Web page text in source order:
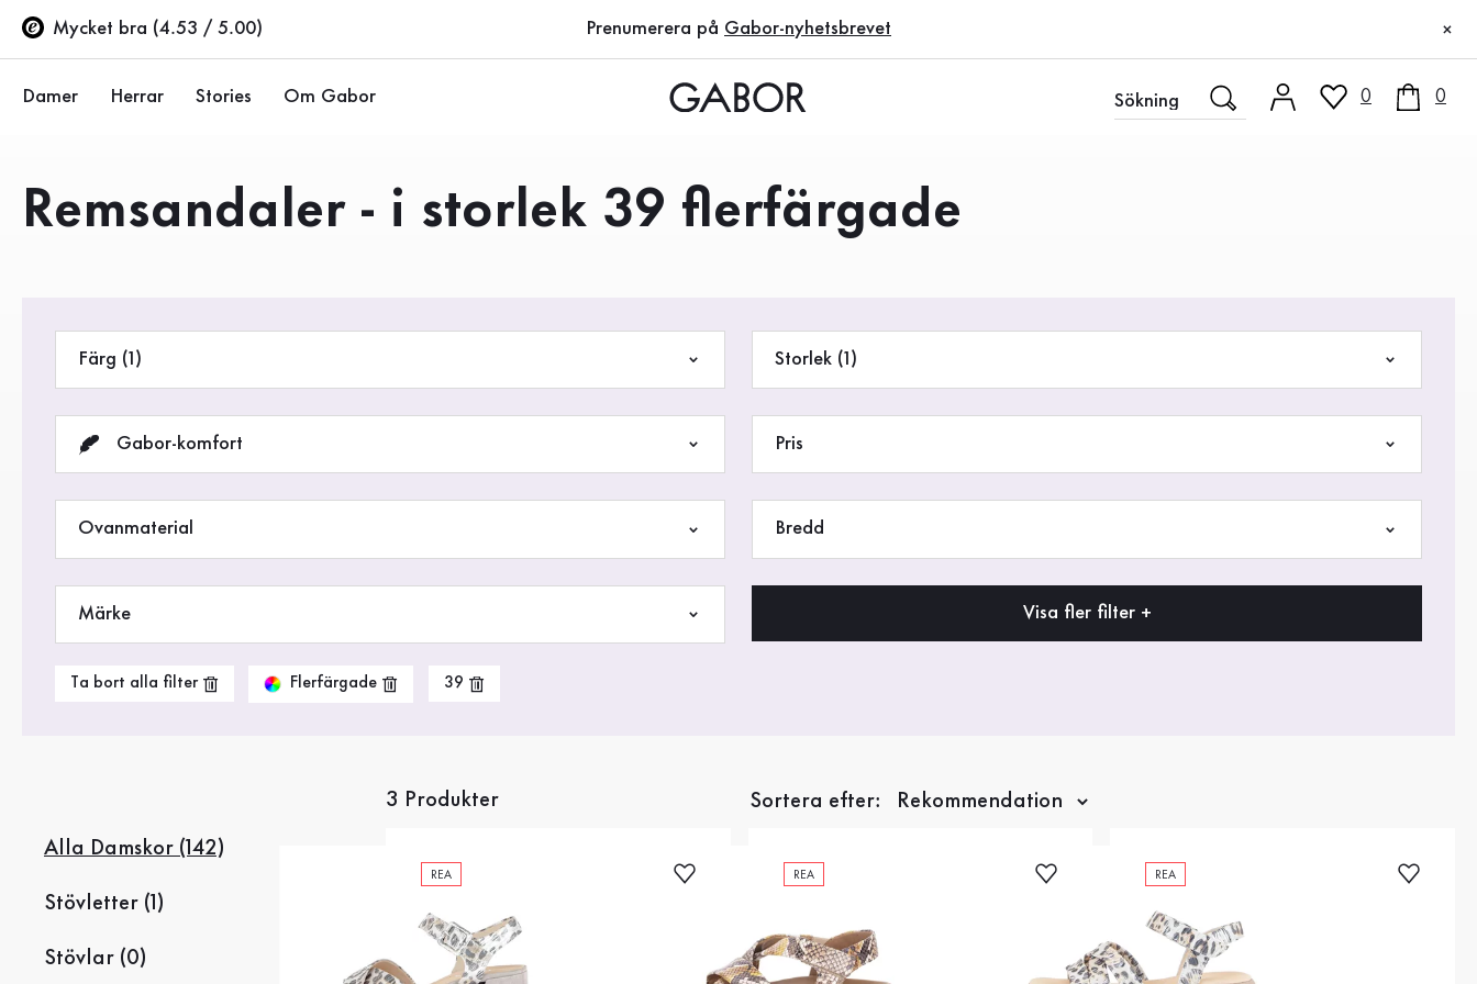
Till huvudinnehåll
Till innehållsförteckning
Till huvudnavigation
Mycket bra (4.53 / 5.00)
Prenumerera på Gabor-nyhetsbrevet ×
Damer
Halvskor
Sneakers
Stövlar
Herrar
Halvskor
Stories Om Gabor
Hållbarhet
0 0
Produkter
Remsandaler - i storlek 39 flerfärgade
Färg (1) Storlek (1)
Gabor-komfort Pris
Ovanmaterial Bredd
Märke Visa fler filter +
Ta bort alla filter Flerfärgade 39
Alla Damskor (142)
Stövletter (1)
Stövlar (0)
3 Produkter Sortera efter:
REA REA REA